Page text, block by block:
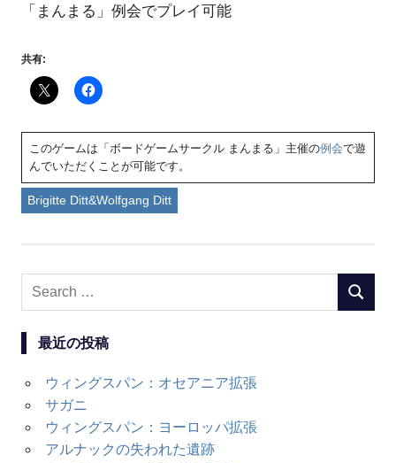
「まんまる」例会でプレイ可能
共有:
このゲームは「ボードゲームサークル まんまる」主催の例会で遊
んでいただくことが可能です。
Brigitte Ditt&Wolfgang Ditt
Search
最近の投稿
ウィングスパン：オセアニア拡張
サガニ
ウィングスパン：ヨーロッパ拡張
アルナックの失われた遺跡